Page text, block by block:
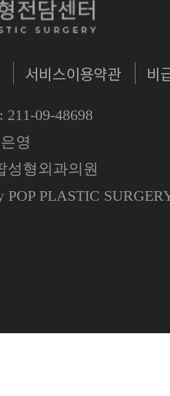
서비스이용약관 비
09-48698
영
성형외과의원
POP PLASTIC